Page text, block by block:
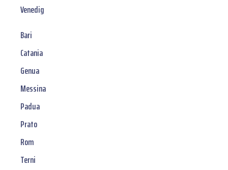
Venedig
Bari
Catania
Genua
Messina
Padua
Prato
Rom
Terni